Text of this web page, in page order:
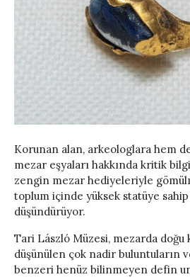
Korunan alan, arkeologlara hem
mezar eşyaları hakkında kritik
zengin mezar hediyeleriyle
toplum içinde yüksek statüye
düşündürüyor.
Tari László Müzesi, mezarda doğu
düşünülen çok nadir buluntuların
benzeri henüz bilinmeyen defin